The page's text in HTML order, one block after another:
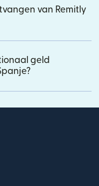
van Remitly
geld